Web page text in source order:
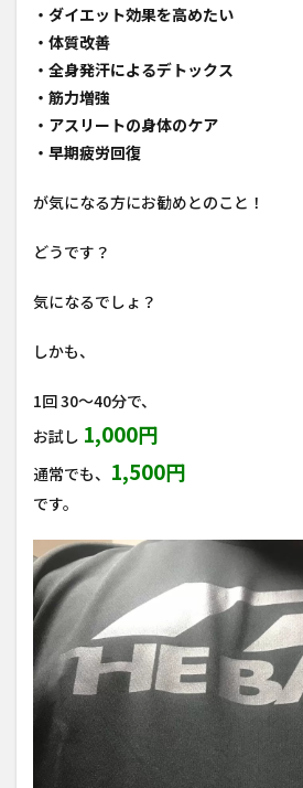
・ダイエット効果を高めたい
・体質改善
・全身発汗によるデトックス
・筋力増強
・アスリートの身体のケア
・早期疲労回復
が気になる方にお勧めとのこと！
どうです？
気になるでしょ？
しかも、
1回 30～40分で、
お試し 1,000円
通常でも、 1,500円
です。